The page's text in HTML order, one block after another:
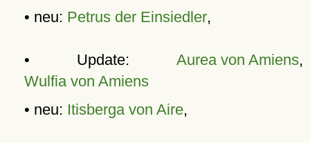
• neu: Petrus der Einsiedler,
• Update: Aurea von Amiens,
Wulfia von Amiens
• neu: Itisberga von Aire,